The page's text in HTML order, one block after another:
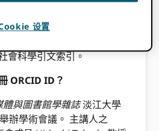
雜誌的執行編輯
會科學引文索引。
ORCID ID？
體與圖書館學雜誌淡江大學
辦學術會議。 主講人之
设置